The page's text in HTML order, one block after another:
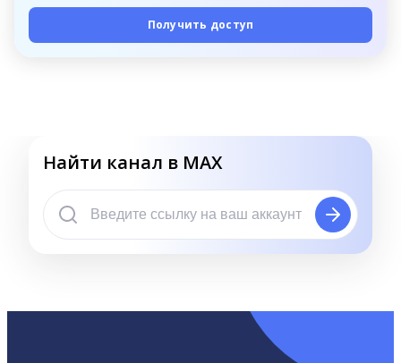
Получить доступ
Найти канал в MAX